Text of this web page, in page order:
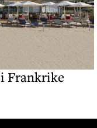
Frankrike